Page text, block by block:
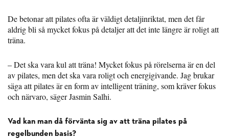
De betonar att pilates ofta är väldigt detaljinriktat, men det får
aldrig bli så mycket fokus på detaljer att det inte längre är roligt att
träna.
– ­Det ska vara kul att träna! Mycket fokus på rörelserna är en del
av pilates, men det ska vara roligt och energigivande. Jag brukar
säga att pilates är en form av intelligent träning, som kräver fokus
och närvaro, säger Jasmin Salhi.
Vad kan man då förvänta sig av att träna pilates på
regelbunden basis?